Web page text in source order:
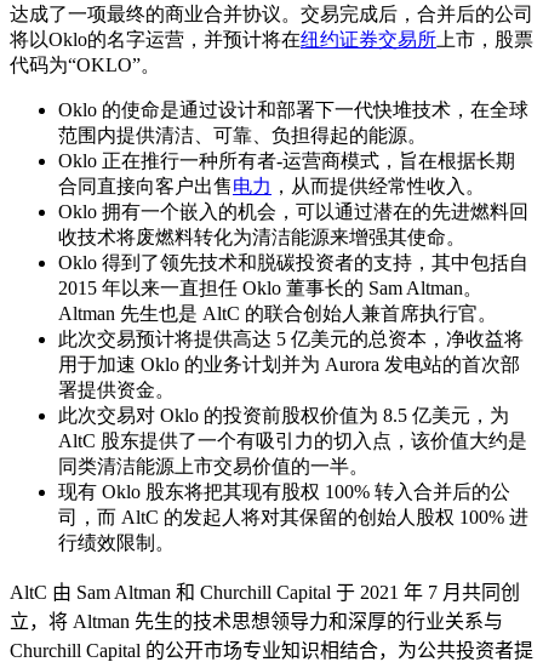
达成了一项最终的商业合并协议。交易完成后，合并后的公司
将以Oklo的名字运营，并预计将在纽约证券交易所 上市，股票
代码为“OKLO”。
Oklo 的使命是通过设计和部署下一代快堆技术，在全球
范围内提供清洁、可靠、负担得起的能源。
Oklo 正在推行一种所有者-运营商模式，旨在根据长期
合同直接向客户出售电力 ，从而提供经常性收入。
Oklo 拥有一个嵌入的机会，可以通过潜在的先进燃料回
收技术将废燃料转化为清洁能源来增强其使命。
Oklo 得到了领先技术和脱碳投资者的支持，其中包括自
2015 年以来一直担任 Oklo 董事长的 Sam Altman。
Altman 先生也是 AltC 的联合创始人兼首席执行官。
此次交易预计将提供高达 5 亿美元的总资本，净收益将
用于加速 Oklo 的业务计划并为 Aurora 发电站的首次部
署提供资金。
此次交易对 Oklo 的投资前股权价值为 8.5 亿美元，为
AltC 股东提供了一个有吸引力的切入点，该价值大约是
同类清洁能源上市交易价值的一半。
现有 Oklo 股东将把其现有股权 100% 转入合并后的公
司，而 AltC 的发起人将对其保留的创始人股权 100% 进
行绩效限制。
AltC 由 Sam Altman 和 Churchill Capital 于 2021 年 7 月共同创
立，将 Altman 先生的技术思想领导力和深厚的行业关系与
Churchill Capital 的公开市场专业知识相结合，为公共投资者提